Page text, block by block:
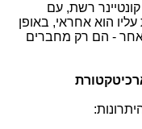
קונטיינר רשת, עם
הוא אחראי, באופן
אחר - הם רק מחברים